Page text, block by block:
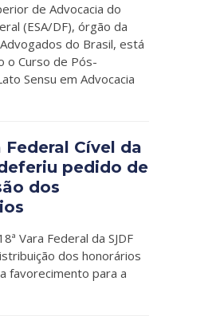
de Advocacia do
(ESA/DF), órgão da
do Brasil, está
o Curso de Pós-
Sensu em Advocacia
Federal Cível da
pedido de
dos
Vara Federal da SJDF
dos honorários
favorecimento para a